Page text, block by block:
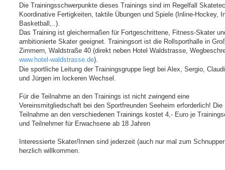
Die Trainingsschwerpunkte dieses Trainings sind im Regelfall
Koordinative Fertigkeiten, taktile Übungen und Spiele (Inline-Hockey,
Basketball,..).
Das Training ist gleichermaßen für Fortgeschrittene, Fitness-Skater
ambitionierte Skater geeignet. Trainingsort ist die Rollsporthalle in
Zimmern, Waldstraße 40 (direkt neben Hotel Waldstrasse,
www.hotel-waldstrasse.de).
Die sportliche Leitung der Trainingsgruppe liegt bei Alex, Sergio,
und Jürgen im lockeren Wechsel.
Für die Teilnahme an den Trainings ist nicht zwingend eine
Vereinsmitgliedschaft bei den Sportfreunden Seeheim erforderlich! Die
Teilnahme an den verschiedenen Trainings kostet 4,- Euro je
und Teilnehmer für Erwachsene ab 18 Jahren
Interessierte Skater/Innen sind jederzeit (auch nur mal zum
herzlich willkommen.